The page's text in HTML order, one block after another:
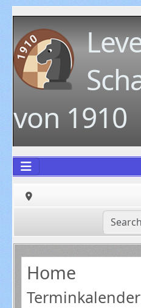
von 1910
Home
Terminkalender